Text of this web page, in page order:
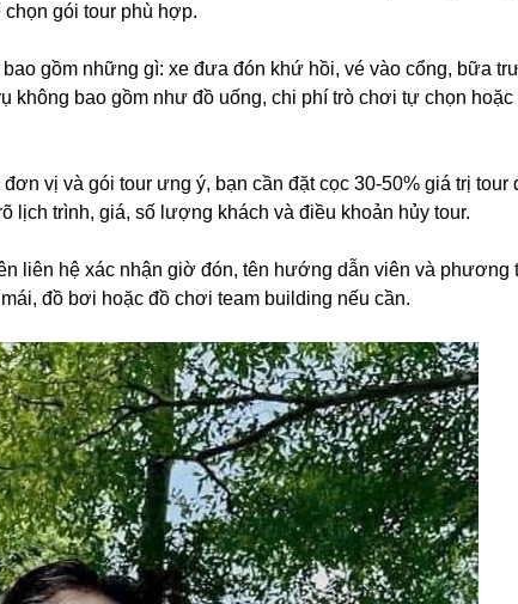
gói tour phù hợp.
gồm những gì: xe đưa đón khứ hồi, vé vào cổng, bữa
bao gồm như đồ uống, chi phí trò chơi tự chọn hoặc
vị và gói tour ưng ý, bạn cần đặt cọc 30-50% giá trị tour
lịch trình, giá, số lượng khách và điều khoản hủy tour.
liên hệ xác nhận giờ đón, tên hướng dẫn viên và phương
đồ bơi hoặc đồ chơi team building nếu cần.